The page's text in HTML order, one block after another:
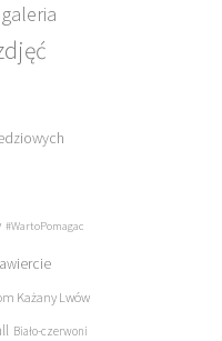
#WartoPomagac
Każany Lwów
Biało-czerwoni